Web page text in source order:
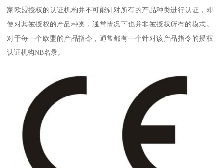
家欧盟授权的认证机构并不可能针对所有的产品种类进行认证，即
使对其被授权的产品种类，通常情况下也并非被授权所有的模式。
对于每一个欧盟的产品指令，通常都有一个针对该产品指令的授权
认证机构NB名录。